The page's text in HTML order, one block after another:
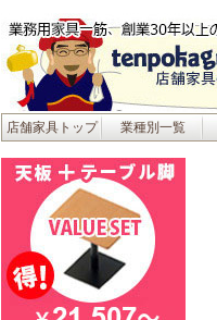
店舗家具トップ 業種別一覧